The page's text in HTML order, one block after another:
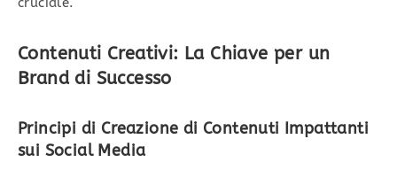
Contenuti Creativi: La Chiave per un
Brand di Successo
Principi di Creazione di Contenuti Impattanti
sui Social Media